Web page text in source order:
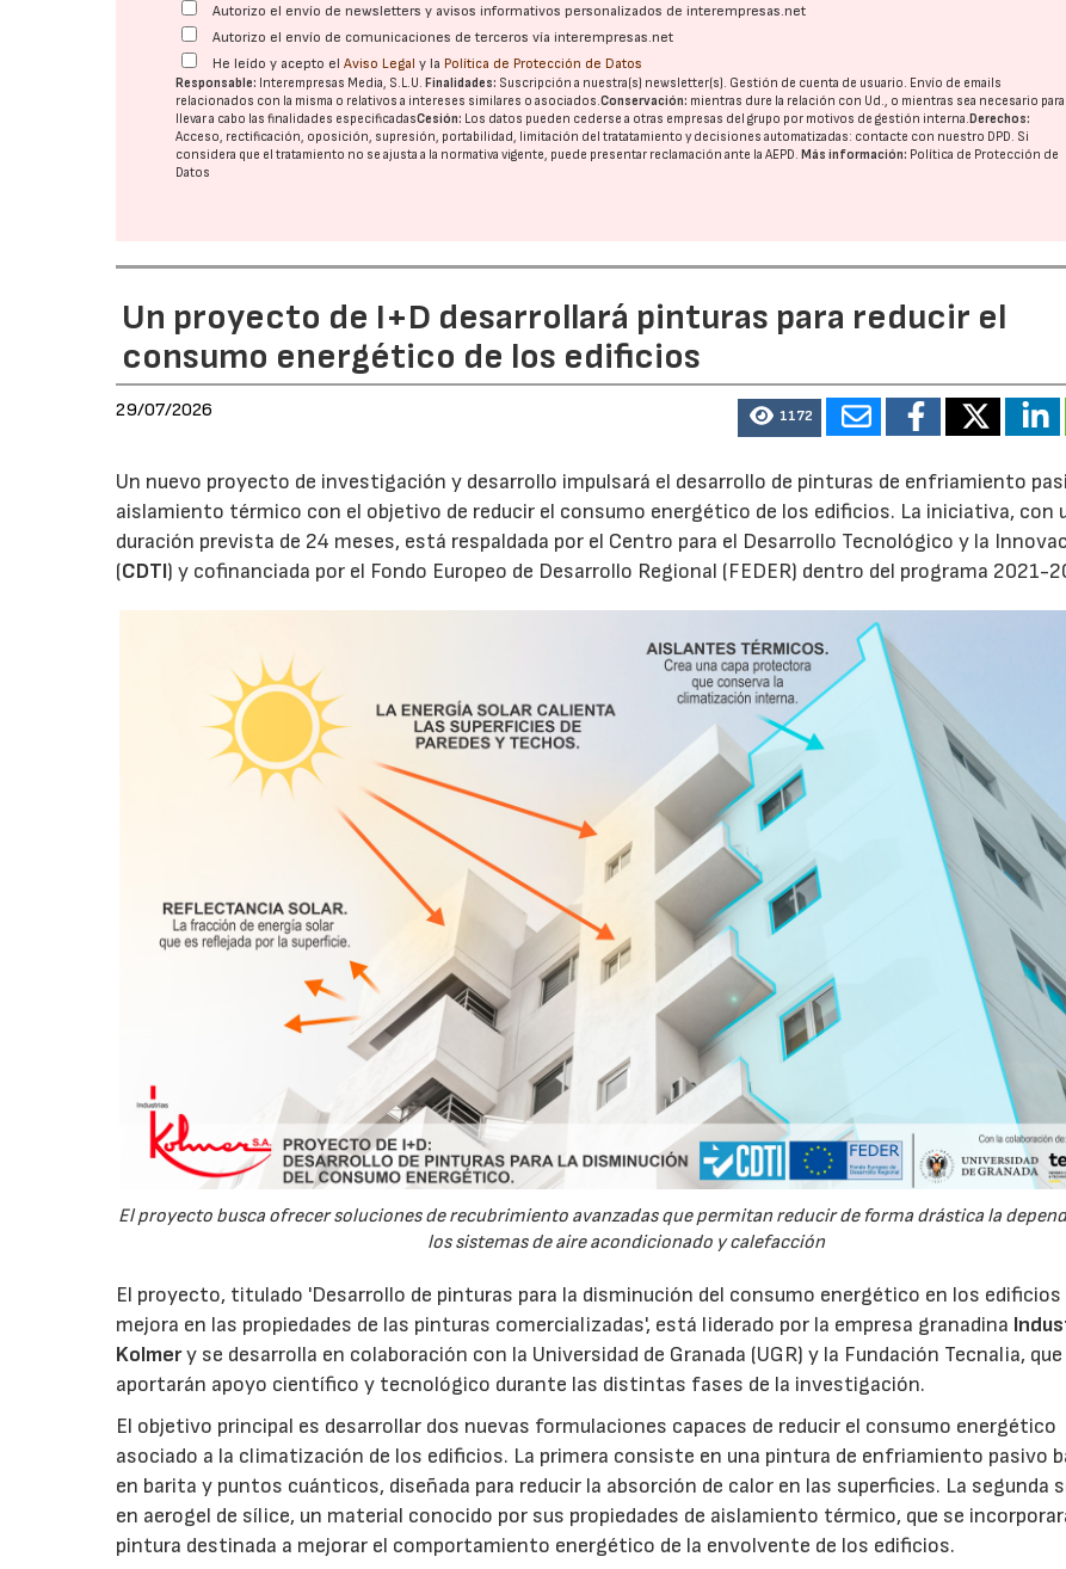
Autorizo el envío de newsletters y avisos informativos personalizados de interempresas.net
Autorizo el envío de comunicaciones de terceros vía interempresas.net
He leído y acepto elAviso Legal y la Política de Protección de Datos
Responsable: Interempresas Media, S.L.U.Finalidades: Suscripción a nuestra(s) newsletter(s). Gestión de cuenta de usuario. Envío de emails
relacionados con la misma o relativos a intereses similares o asociados.Conservación: mientras dure la relación con Ud., o mientras sea necesario para
llevar a cabo las finalidades especificadasCesión: Los datos pueden cederse a otras empresas del grupo por motivos de gestión interna.Derechos:
Acceso, rectificación, oposición, supresión, portabilidad, limitación del tratatamiento y decisiones automatizadas: contacte con nuestro DPD. Si
considera que el tratamiento no se ajusta a la normativa vigente, puede presentar reclamación ante laAEPD.Más información: Política de Protección de
Datos
Un proyecto de I+D desarrollará pinturas para reducir el
consumo energético de los edificios
29/07/2026 1172
Un nuevo proyecto de investigación y desarrollo impulsará el desarrollo de pinturas de enfriamiento
aislamiento térmico con el objetivo de reducir el consumo energético de los edificios. La iniciativa, con
duración prevista de 24 meses, está respaldada por el Centro para el Desarrollo Tecnológico y la
(CDTI) y cofinanciada por el Fondo Europeo de Desarrollo Regional (FEDER) dentro del programa 2021-
El proyecto busca ofrecer soluciones de recubrimiento avanzadas que permitan reducir de forma drástica la
los sistemas de aire acondicionado y calefacción
El proyecto, titulado 'Desarrollo de pinturas para la disminución del consumo energético en los edificios
mejora en las propiedades de las pinturas comercializadas', está liderado por la empresa granadina
Kolmery se desarrolla en colaboración con la Universidad de Granada (UGR) y la Fundación Tecnalia, que
aportarán apoyo científico y tecnológico durante las distintas fases de la investigación.
El objetivo principal es desarrollar dos nuevas formulaciones capaces de reducir el consumo energético
asociado a la climatización de los edificios. La primera consiste en una pintura de enfriamiento pasivo
en barita y puntos cuánticos, diseñada para reducir la absorción de calor en las superficies. La segunda
en aerogel de sílice, un material conocido por sus propiedades de aislamiento térmico, que se
pintura destinada a mejorar el comportamiento energético de la envolvente de los edificios.